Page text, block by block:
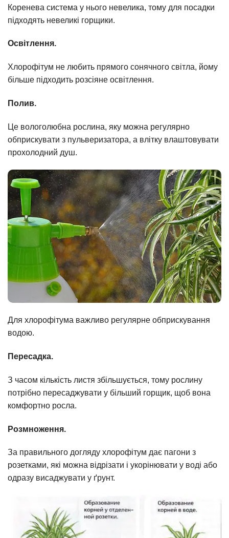
Коренева система у нього невелика, тому для посадки
підходять невеликі горщики.
Освітлення.
Хлорофітум не любить прямого сонячного світла, йому
більше підходить розсіяне освітлення.
Полив.
Це вологолюбна рослина, яку можна регулярно
обприскувати з пульверизатора, а влітку влаштовувати
прохолодний душ.
Для хлорофітума важливо регулярне обприскування
водою.
Пересадка.
З часом кількість листя збільшується, тому рослину
потрібно пересаджувати у більший горщик, щоб вона
комфортно росла.
Розмноження.
За правильного догляду хлорофітум дає пагони з
розетками, які можна відрізати і укорінювати у воді або
одразу висаджувати у ґрунт.